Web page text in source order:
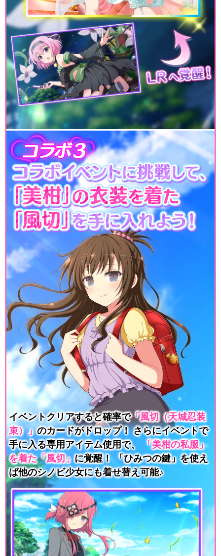
イベントクリアすると確率で「風切（天城忍装
束）」のカードがドロップ！さらにイベントで
手に入る専用アイテム使用で、
「美柑の私服」
を着た「風切」に覚醒！
「ひみつの鍵」を使え
ば他のシノビ少女にも着せ替え可能♪